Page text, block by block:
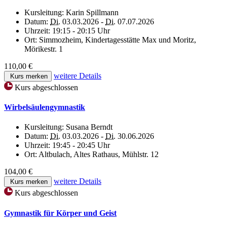
Kursleitung: Karin Spillmann
Datum: Di. 03.03.2026 - Di. 07.07.2026
Uhrzeit: 19:15 - 20:15 Uhr
Ort: Simmozheim, Kindertagesstätte Max und Moritz,
Mörikestr. 1
110,00 €
Kurs merken
weitere Details
Kurs abgeschlossen
Wirbelsäulengymnastik
Kursleitung: Susana Berndt
Datum: Di. 03.03.2026 - Di. 30.06.2026
Uhrzeit: 19:45 - 20:45 Uhr
Ort: Altbulach, Altes Rathaus, Mühlstr. 12
104,00 €
Kurs merken
weitere Details
Kurs abgeschlossen
Gymnastik für Körper und Geist